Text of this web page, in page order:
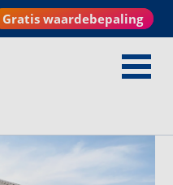
Gratis waardebepaling